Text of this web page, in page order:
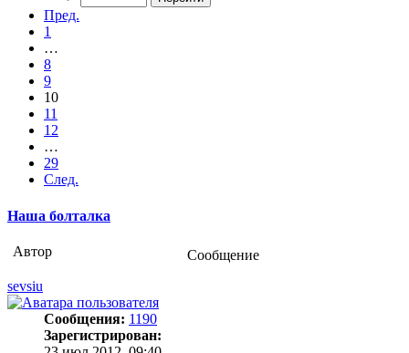
Пред.
1
…
8
9
10
11
12
…
29
След.
Наша болталка
Автор
Сообщение
sevsiu
Сообщения: 1190
Зарегистрирован: